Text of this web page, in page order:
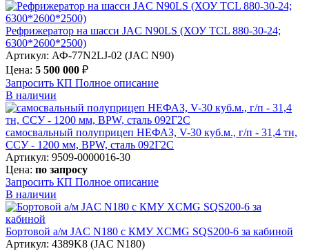
Рефрижератор на шасси JAC N90LS (ХОУ TCL 880-30-24;
6300*2600*2500)
Артикул: АФ-77N2LJ-02 (JAC N90)
Цена: 5 500 000 ₽
Запросить КП Полное описание
В наличии
самосвальный полуприцеп НЕФАЗ, V-30 куб.м., г/п - 31,4 тн,
ССУ - 1200 мм, BPW, сталь 092Г2С
Артикул: 9509-0000016-30
Цена: по запросу
Запросить КП Полное описание
В наличии
Бортовой а/м JAC N180 c КМУ XCMG SQS200-6 за кабиной
Артикул: 4389K8 (JAC N180)